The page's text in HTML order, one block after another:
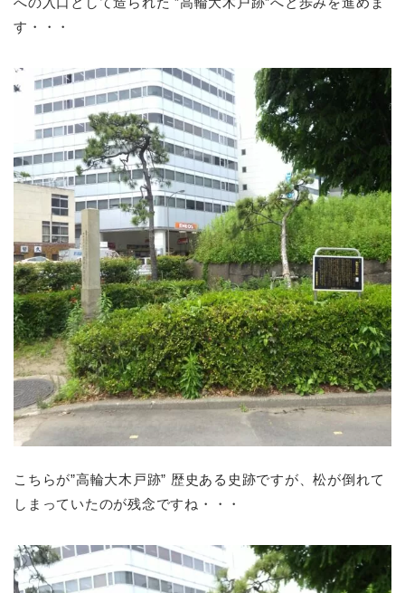
す・・・
こちらが”高輪大木戸跡” 歴史ある史跡ですが、松が倒れて
しまっていたのが残念ですね・・・